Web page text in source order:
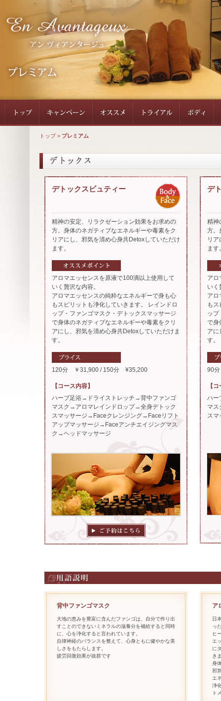
トップ> プレミアム
デトックスビュティー
精神の安定、リラクゼーション効果をお求めの
方。身体のネガティブなエネルギーや毒素をク
リアにし、邪気を清め心身共Detoxしていただけ
ます。
アロマエッセンスを原液で100滴以上使用して
いく贅沢な内容。
アロマエッセンスの純粋なエネルギーで身も心
もスピリットも浄化していきます。 レインドロ
ップ・ファンゴマスク・デトックスマッサージ
で身体のネガティブなエネルギーや毒素をクリ
アにし、邪気を清め心身共Detoxしていただけま
す。
120分 ￥31,900 / 150分 ¥35,200
【コース内容】
ハーブ足浴→ドライストレッチ→背中ファンゴ
マスク→アロマレインドロップ→全身デトック
スマッサージ→Faceクレンジング→Faceリフト
アップマッサージ→Faceアンチエイジングマス
ク→ヘッドマッサージ
デ
精神
方。
リ
ます
アロ
いく
アロ
も
ッ
で身
アに
す。
90
【
ハー
マ
スマ
背中ファンゴマスク
大地の恵みを豊富に含んだファンゴは、自分で作り出
すことのできないミネラルの滋養分を補給すると同時
に、心を浄化すると言われています。
自律神経のバランスを整えて、心身ともに健やかな美
しさをもたらします。
疲労回復効果が抜群です
ア
日
っ
ヒ
エ
に
き
身
邪
エ
浄
ト